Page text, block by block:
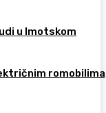
u Imotskom